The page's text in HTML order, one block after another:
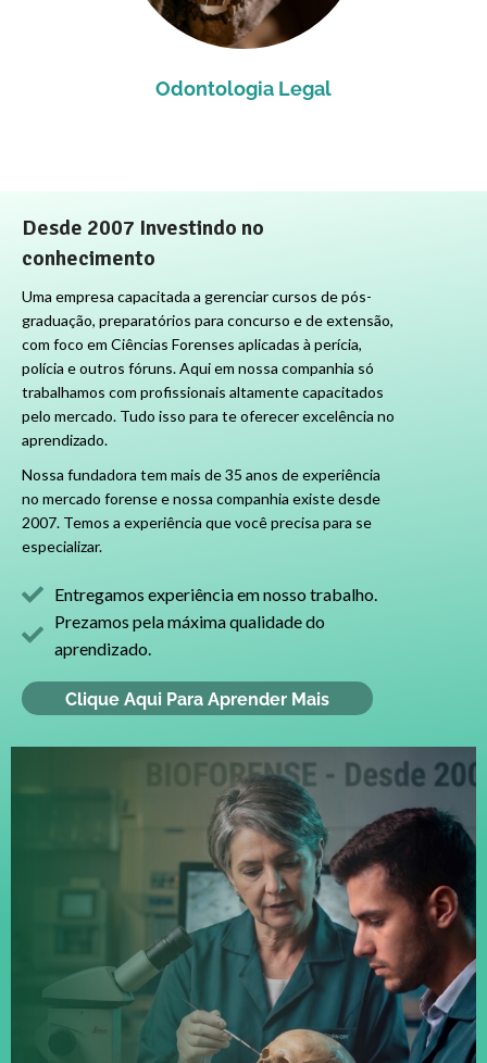
Odontologia Legal
Desde 2007 Investindo no
conhecimento
Uma empresa capacitada a gerenciar cursos de pós-
graduação, preparatórios para concurso e de extensão,
com foco em Ciências Forenses aplicadas à perícia,
polícia e outros fóruns. Aqui em nossa companhia só
trabalhamos com profissionais altamente capacitados
pelo mercado. Tudo isso para te oferecer excelência no
aprendizado.
Nossa fundadora tem mais de 35 anos de experiência
no mercado forense e nossa companhia existe desde
2007. Temos a experiência que você precisa para se
especializar.
Entregamos experiência em nosso trabalho.
Prezamos pela máxima qualidade do
aprendizado.
Clique Aqui Para Aprender Mais